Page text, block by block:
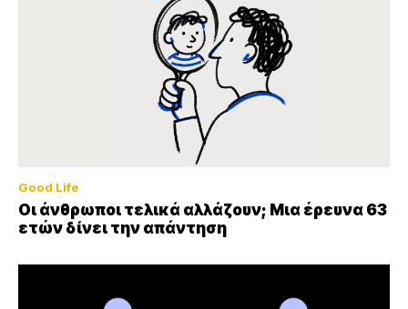
Good Life
Οι άνθρωποι τελικά αλλάζουν; Μια έρευνα 63
ετών δίνει την απάντηση